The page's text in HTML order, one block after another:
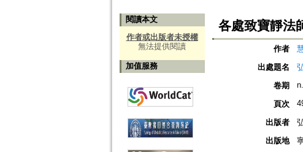
閱讀本文
作者或出版者未授權
無法提供閱讀
加值服務
各處致寶靜法
作者
出處題名
卷期
頁次
出版者
出版地